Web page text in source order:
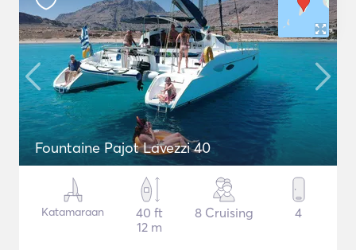
Fountaine Pajot Lavezzi 40
Katamaraan
40 ft
12 m
8 Cruising 4